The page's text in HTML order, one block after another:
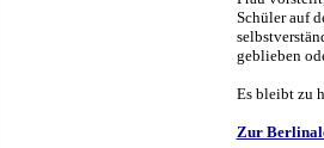
Schüler auf
geblieben
Es bleibt zu
Zur